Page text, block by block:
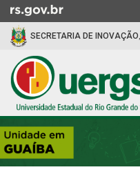
para
conteúdo
para
menu
Ir
para
SECRETARIA DE
Início
do
conteúdo